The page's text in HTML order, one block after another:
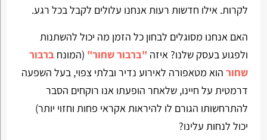
לקרות. אילו חדשות רעות אנחנו עלולים לקבל בכל רגע.
האם אנחנו מסוגלים לבחון כל הזמן מה יכול להשתנות
ולפגוע בעסק שלנו? איזה "ברבור שחור" (המונח ברבור
שחורהוא מטאפורה לאירוע נדיר ובלתי צפוי, בעל השפעה
דרמטית על חיינו, שלאחר הופעתו אנו רוקחים הסבר
להתרחשותו הגורם לו להיראות אקראי פחות וחזוי יותר)
יכול לנחות עלינו?